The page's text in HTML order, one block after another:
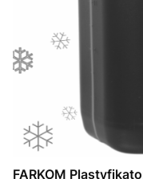
FARKOM